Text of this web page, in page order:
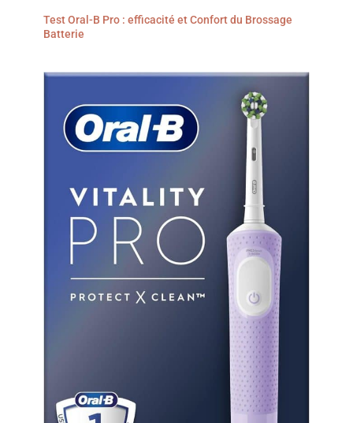
Test Oral-B Pro : efficacité et Confort du Brossage
Batterie